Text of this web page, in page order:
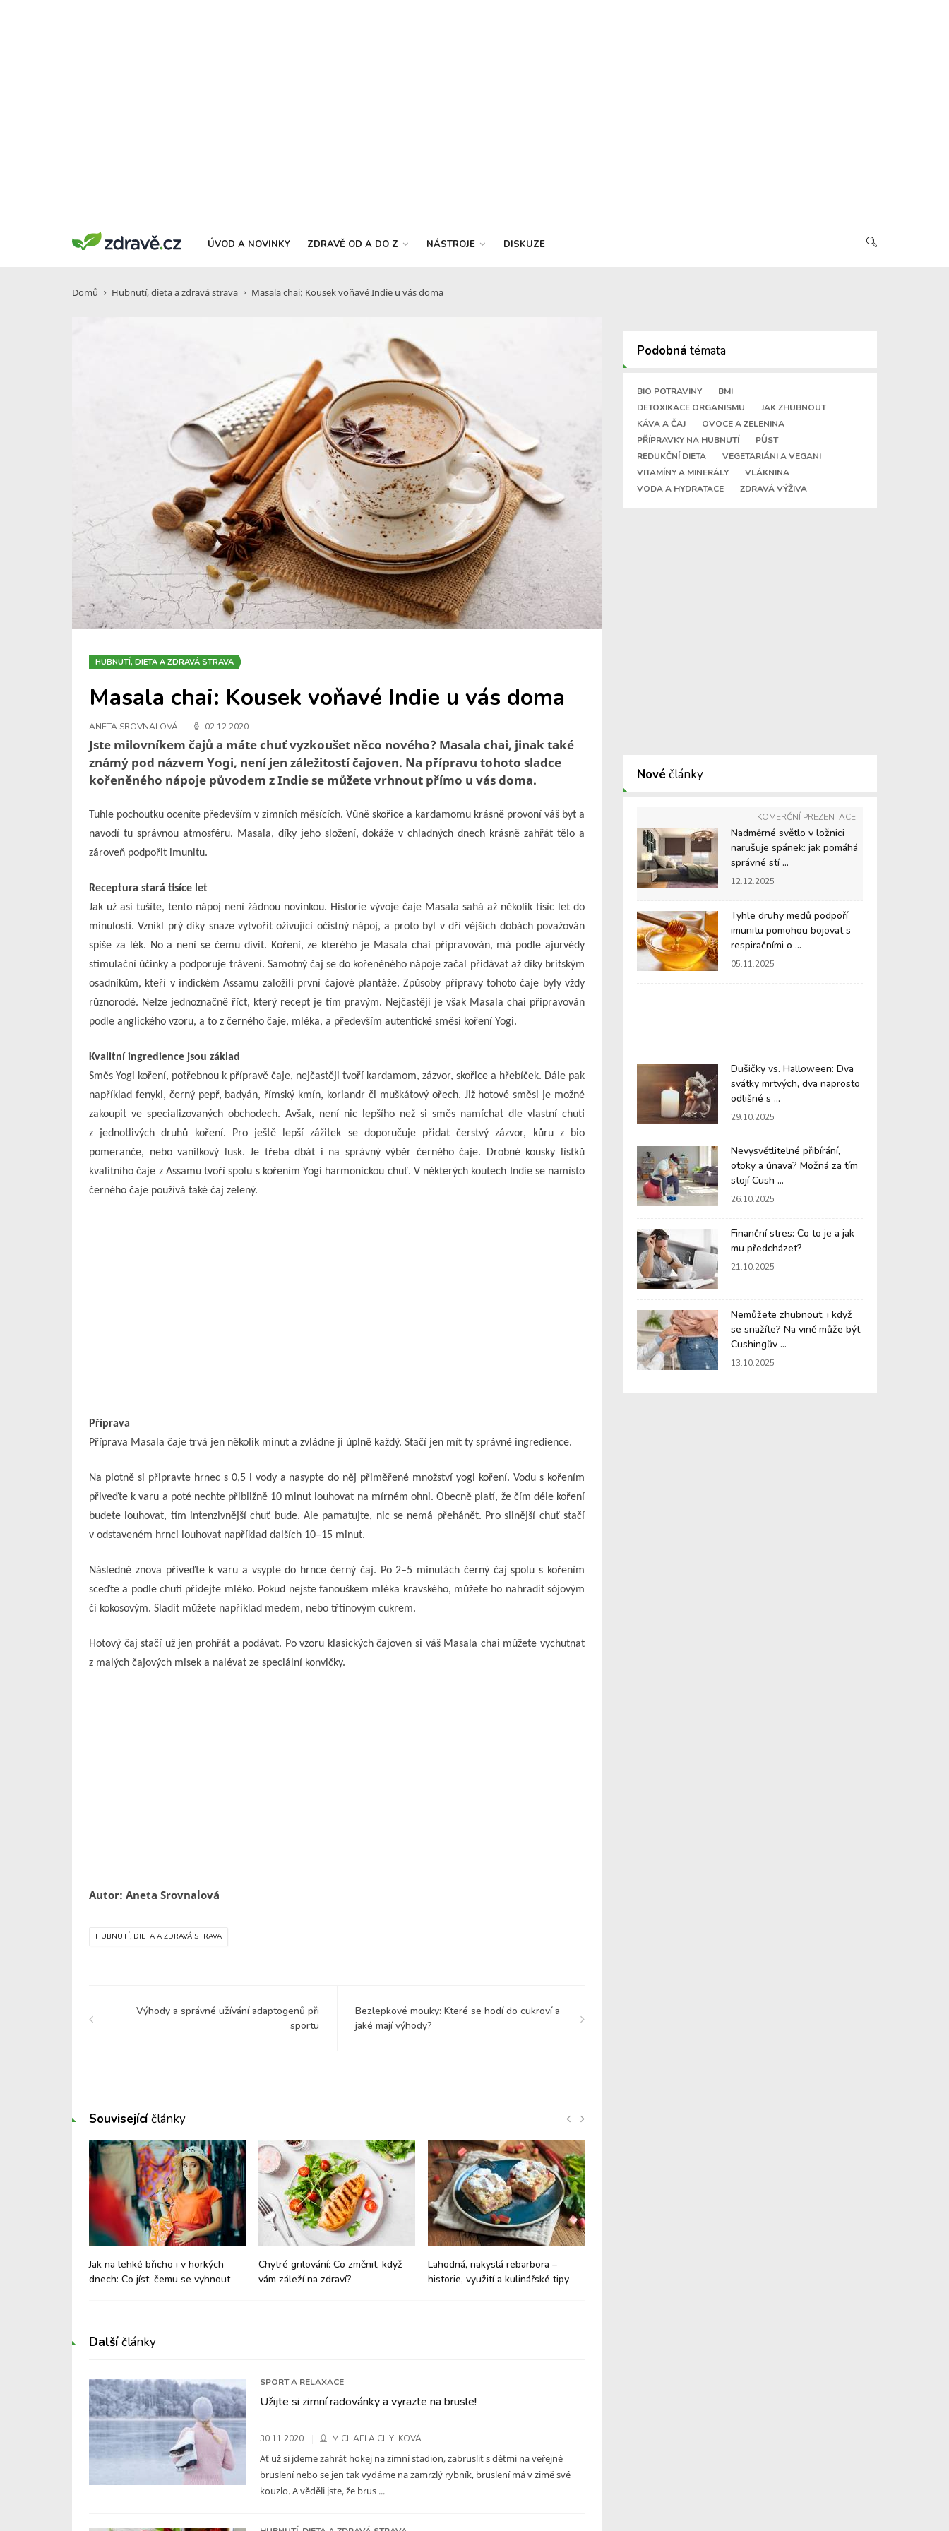
ÚVOD A NOVINKY ZDRAVĚ OD A DO Z NÁSTROJE DISKUZE
Domů Hubnutí, dieta a zdravá strava Masala chai: Kousek voňavé Indie u vás doma
HUBNUTÍ, DIETA A ZDRAVÁ STRAVA
Masala chai: Kousek voňavé Indie u vás doma
ANETA SROVNALOVÁ 02.12.2020
Jste milovníkem čajů a máte chuť vyzkoušet něco nového? Masala chai, jinak také
známý pod názvem Yogi, není jen záležitostí čajoven. Na přípravu tohoto sladce
kořeněného nápoje původem z Indie se můžete vrhnout přímo u vás doma.
Tuhle pochoutku oceníte především v zimních měsících. Vůně skořice a kardamomu krásně provoní váš byt a
navodí tu správnou atmosféru. Masala, díky jeho složení, dokáže v chladných dnech krásně zahřát tělo a
zároveň podpořit imunitu.
Receptura stará tisíce let
Jak už asi tušíte, tento nápoj není žádnou novinkou. Historie vývoje čaje Masala sahá až několik tisíc let do
minulosti. Vznikl prý díky snaze vytvořit oživující očistný nápoj, a proto byl v dří vějších dobách považován
spíše za lék. No a není se čemu divit. Koření, ze kterého je Masala chai připravován, má podle ajurvédy
stimulační účinky a podporuje trávení. Samotný čaj se do kořeněného nápoje začal přidávat až díky britským
osadníkům, kteří v indickém Assamu založili první čajové plantáže. Způsoby přípravy tohoto čaje byly vždy
různorodé. Nelze jednoznačně říct, který recept je tím pravým. Nejčastěji je však Masala chai připravován
podle anglického vzoru, a to z černého čaje, mléka, a především autentické směsi koření Yogi.
Kvalitní ingredience jsou základ
Směs Yogi koření, potřebnou k přípravě čaje, nejčastěji tvoří kardamom, zázvor, skořice a hřebíček. Dále pak
například fenykl, černý pepř, badyán, římský kmín, koriandr či muškátový ořech. Již hotové směsi je možné
zakoupit ve specializovaných obchodech. Avšak, není nic lepšího než si směs namíchat dle vlastní chuti
z jednotlivých druhů koření. Pro ještě lepší zážitek se doporučuje přidat čerstvý zázvor, kůru z bio
pomeranče, nebo vanilkový lusk. Je třeba dbát i na správný výběr černého čaje. Drobné kousky lístků
kvalitního čaje z Assamu tvoří spolu s kořením Yogi harmonickou chuť. V některých koutech Indie se namísto
černého čaje používá také čaj zelený.
Příprava
Příprava Masala čaje trvá jen několik minut a zvládne ji úplně každý. Stačí jen mít ty správné ingredience.
Na plotně si připravte hrnec s 0,5 l vody a nasypte do něj přiměřené množství yogi koření. Vodu s kořením
přiveďte k varu a poté nechte přibližně 10 minut louhovat na mírném ohni. Obecně platí, že čím déle koření
budete louhovat, tím intenzivnější chuť bude. Ale pamatujte, nic se nemá přehánět. Pro silnější chuť stačí
v odstaveném hrnci louhovat například dalších 10–15 minut.
Následně znova přiveďte k varu a vsypte do hrnce černý čaj. Po 2–5 minutách černý čaj spolu s kořením
sceďte a podle chuti přidejte mléko. Pokud nejste fanouškem mléka kravského, můžete ho nahradit sójovým
či kokosovým. Sladit můžete například medem, nebo třtinovým cukrem.
Hotový čaj stačí už jen prohřát a podávat. Po vzoru klasických čajoven si váš Masala chai můžete vychutnat
z malých čajových misek a nalévat ze speciální konvičky.
Autor: Aneta Srovnalová
HUBNUTÍ, DIETA A ZDRAVÁ STRAVA
Výhody a správné užívání adaptogenů při
sportu
Bezlepkové mouky: Které se hodí do cukroví a
jaké mají výhody?
Podobná témata
BIO POTRAVINY
BMI
DETOXIKACE ORGANISMU
JAK ZHUBNOUT
KÁVA A ČAJ
OVOCE A ZELENINA
PŘÍPRAVKY NA HUBNUTÍ
PŮST
REDUKČNÍ DIETA
VEGETARIÁNI A VEGANI
VITAMÍNY A MINERÁLY
VLÁKNINA
VODA A HYDRATACE
ZDRAVÁ VÝŽIVA
Nové články
KOMERČNÍ PREZENTACE
Nadměrné světlo v ložnici
narušuje spánek: jak pomáhá
správné stí ...
12.12.2025
Tyhle druhy medů podpoří
imunitu pomohou bojovat s
respiračními o ...
05.11.2025
Dušičky vs. Halloween: Dva
svátky mrtvých, dva naprosto
odlišné s ...
29.10.2025
Nevysvětlitelné přibírání,
otoky a únava? Možná za tím
stojí Cush ...
26.10.2025
Finanční stres: Co to je a jak
mu předcházet?
21.10.2025
Nemůžete zhubnout, i když
se snažíte? Na vině může být
Cushingův ...
13.10.2025
Souvisejícíčlánky
Jak na lehké břicho i v horkých
dnech: Co jíst, čemu se vyhnout
Chytré grilování: Co změnit, když
vám záleží na zdraví?
Lahodná, nakyslá rebarbora –
historie, využití a kulinářské tipy
Dalšíčlánky
SPORT A RELAXACE
Užijte si zimní radovánky a vyrazte na brusle!
30.11.2020 MICHAELA CHYLKOVÁ
Ať už si jdeme zahrát hokej na zimní stadion, zabruslit s dětmi na veřejné
bruslení nebo se jen tak vydáme na zamrzlý rybník, bruslení má v zimě své
kouzlo. A věděli jste, že brus ...